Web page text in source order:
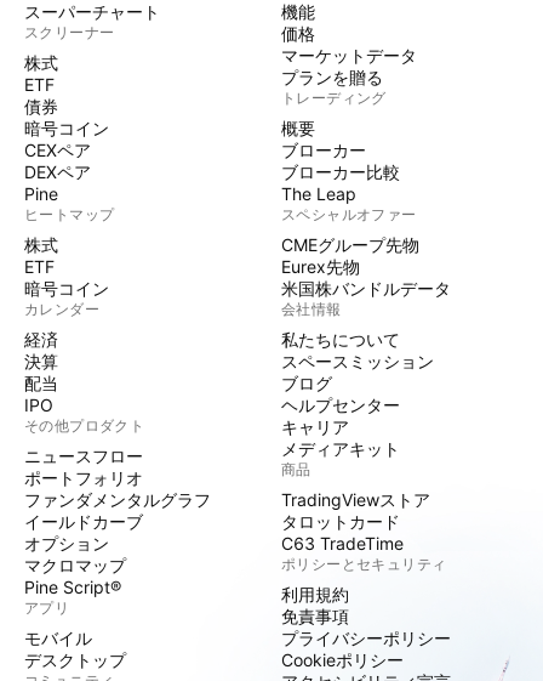
スーパーチャート
スクリーナー
株式
ETF
債券
暗号コイン
CEXペア
DEXペア
Pine
ヒートマップ
株式
ETF
暗号コイン
カレンダー
経済
決算
配当
IPO
その他プロダクト
ニュースフロー
ポートフォリオ
ファンダメンタルグラフ
イールドカーブ
オプション
マクロマップ
Pine Script®
アプリ
モバイル
デスクトップ
機能
価格
マーケットデータ
プランを贈る
トレーディング
概要
ブローカー
ブローカー比較
The Leap
スペシャルオファー
CMEグループ先物
Eurex先物
米国株バンドルデータ
会社情報
私たちについて
スペースミッション
ブログ
ヘルプセンター
キャリア
メディアキット
商品
TradingViewストア
タロットカード
C63 TradeTime
ポリシーとセキュリティ
利用規約
免責事項
プライバシーポリシー
Cookieポリシー